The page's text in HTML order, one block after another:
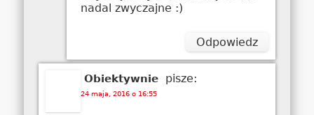
nadal zwyczajne :)
Odpowiedz
Obiektywnie pisze:
24 maja, 2016 o 16:55